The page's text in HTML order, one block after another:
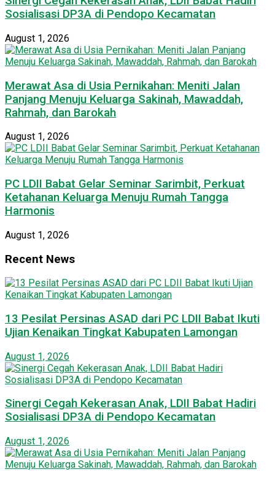
Sosialisasi DP3A di Pendopo Kecamatan
August 1, 2026
Merawat Asa di Usia Pernikahan: Meniti Jalan
Panjang Menuju Keluarga Sakinah, Mawaddah,
Rahmah, dan Barokah
August 1, 2026
PC LDII Babat Gelar Seminar Sarimbit, Perkuat
Ketahanan Keluarga Menuju Rumah Tangga
Harmonis
August 1, 2026
Recent News
13 Pesilat Persinas ASAD dari PC LDII Babat Ikuti
Ujian Kenaikan Tingkat Kabupaten Lamongan
August 1, 2026
Sinergi Cegah Kekerasan Anak, LDII Babat Hadiri
Sosialisasi DP3A di Pendopo Kecamatan
August 1, 2026